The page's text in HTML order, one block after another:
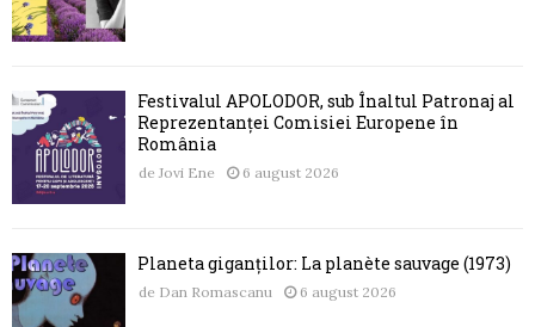
Festivalul APOLODOR, sub Înaltul Patronaj al
Reprezentanței Comisiei Europene în
România
de Jovi Ene 6 august 2026
Planeta giganților: La planète sauvage (1973)
de Dan Romascanu 6 august 2026